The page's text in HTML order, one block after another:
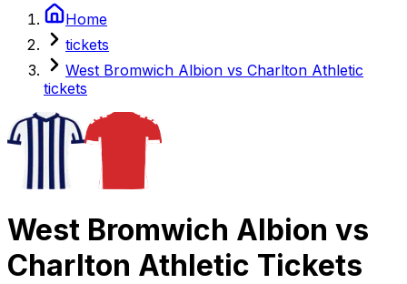
Home
tickets
West Bromwich Albion vs Charlton Athletic
tickets
West Bromwich Albion vs
Charlton Athletic Tickets